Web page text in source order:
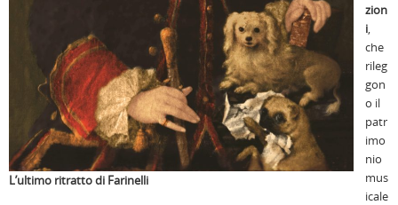
L’ultimo ritratto di Farinelli
zion
i,
che
rileg
gon
o il
patr
imo
nio
mus
icale